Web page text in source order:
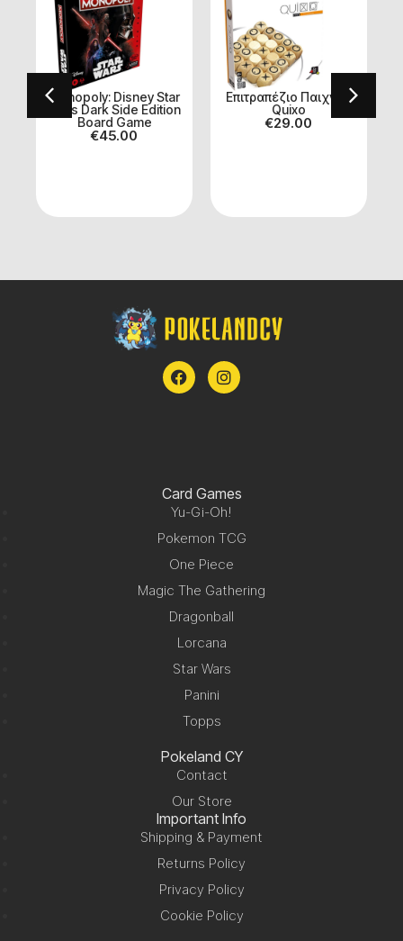
Monopoly: Disney Star
Wars Dark Side Edition
Board Game
€45.00
Επιτραπέζιο Παιχνίδι
Quixo
€29.00
Card Games
Yu-Gi-Oh!
Pokemon TCG
One Piece
Magic The Gathering
Dragonball
Lorcana
Star Wars
Panini
Topps
Pokeland CY
Contact
Our Store
Important Info
Shipping & Payment
Returns Policy
Privacy Policy
Cookie Policy